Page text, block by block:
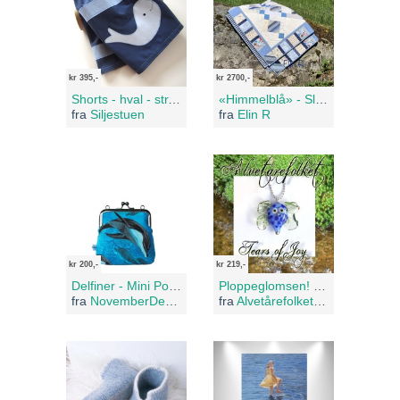
kr 395,-
Shorts - hval - str. 92
fra Siljestuen
kr 2700,-
fra Elin R
kr 200,-
fra NovemberDesign
kr 219,-
fra Alvetårefolkets adopsjonskontor